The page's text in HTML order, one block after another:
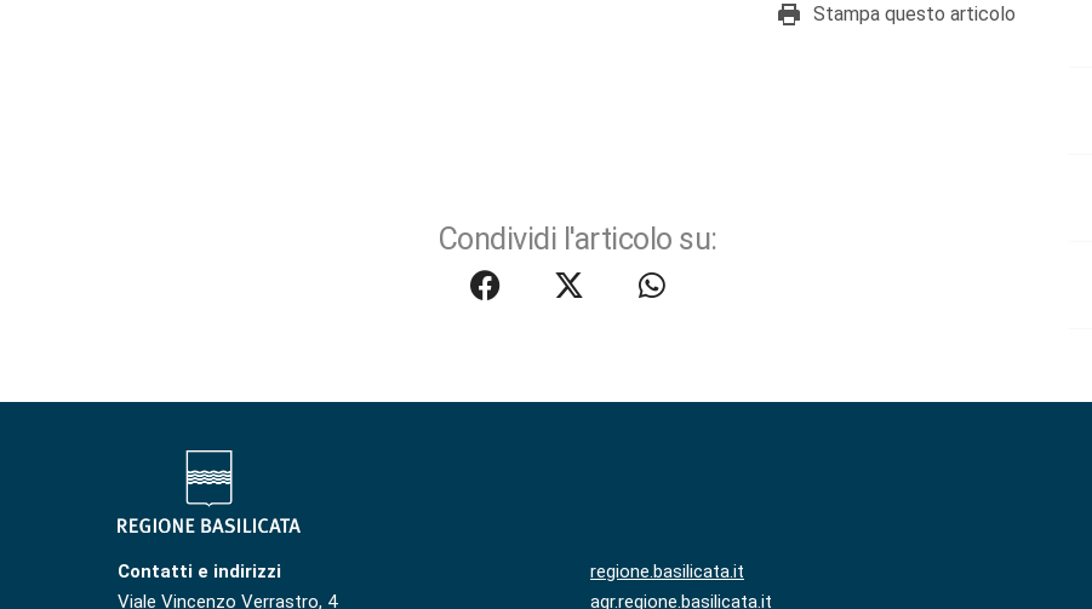
Stampa questo articolo
Condividi l'articolo su:
Contatti e indirizzi
Viale Vincenzo Verrastro, 4
regione.basilicata.it
agr.regione.basilicata.it